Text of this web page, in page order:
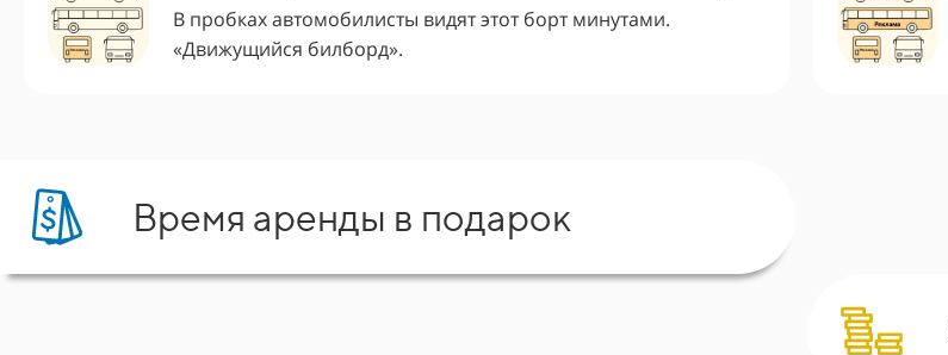
В пробках автомобилисты видят этот борт минутами.
«Движущийся билборд».
Время аренды в подарок